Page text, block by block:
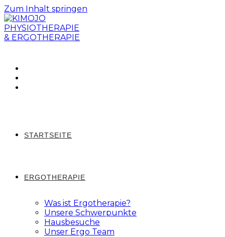
Zum Inhalt springen
STARTSEITE
ERGOTHERAPIE
Was ist Ergotherapie?
Unsere Schwerpunkte
Hausbesuche
Unser Ergo Team